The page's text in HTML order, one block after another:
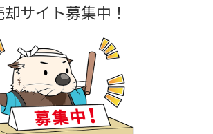
却サイト募集中！